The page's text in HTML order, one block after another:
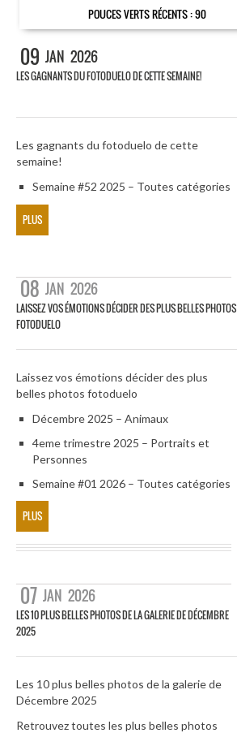
POUCES VERTS RÉCENTS :90
09 JAN 2026
LES GAGNANTS DU FOTODUELO DE CETTE SEMAINE!
Les gagnants du fotoduelo de cette
semaine!
Semaine #52 2025 – Toutes catégories
PLUS
08 JAN 2026
LAISSEZ VOS ÉMOTIONS DÉCIDER DES PLUS BELLES PHOTOS
FOTODUELO
Laissez vos émotions décider des plus
belles photos fotoduelo
Décembre 2025 – Animaux
4eme trimestre 2025 – Portraits et
Personnes
Semaine #01 2026 – Toutes catégories
PLUS
07 JAN 2026
LES 10 PLUS BELLES PHOTOS DE LA GALERIE DE DÉCEMBRE
2025
Les 10 plus belles photos de la galerie de
Décembre 2025
Retrouvez toutes les plus belles photos